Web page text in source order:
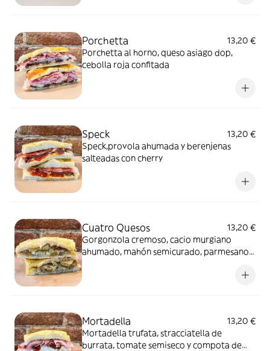
Porchetta
13,20 €
Porchetta al horno, queso asiago dop,
cebolla roja confitada
Speck
13,20 €
Speck,provola ahumada y berenjenas
salteadas con cherry
Cuatro Quesos
13,20 €
Gorgonzola cremoso, cacio murgiano
ahumado, mahón semicurado, parmesano
Mortadella
13,20 €
Mortadella trufata, stracciatella de
burrata, tomate semiseco y compota de